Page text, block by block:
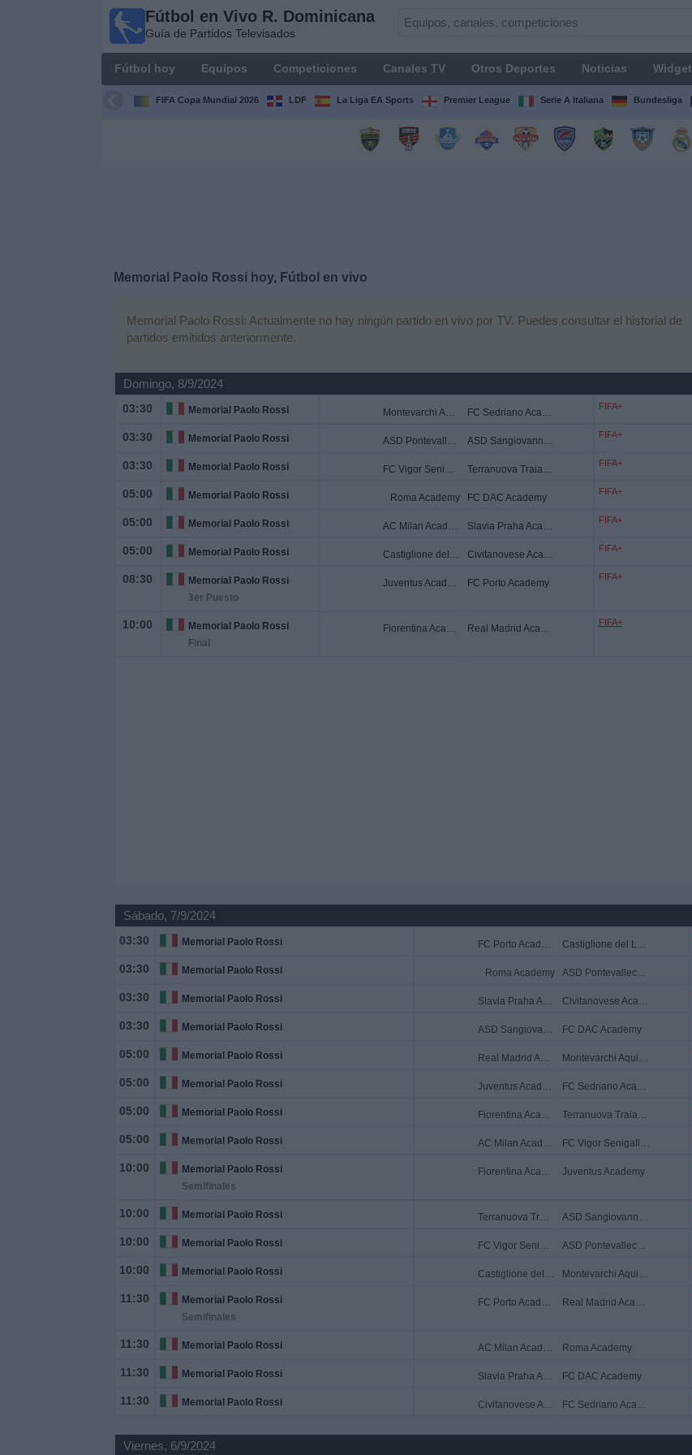
Fútbol en Vivo R. Dominicana
Guía de Partidos Televisados
Fútbol hoy Equipos Competiciones Canales TV Otros Deportes Noticias Widget
FIFA Copa Mundial 2026 LDF La Liga EA Sports Premier League Serie A Italiana Bundesliga
Memorial Paolo Rossi hoy, Fútbol en vivo
Memorial Paolo Rossi: Actualmente no hay ningún partido en vivo por TV. Puedes consultar el historial de
partidos emitidos anteriormente.
Domingo, 8/9/2024
03:30 Memorial Paolo Rossi Montevarchi Aquila Academy FC Sedriano Academy
FIFA+
03:30 Memorial Paolo Rossi ASD Pontevalleceppi Academy ASD Sangiovannese Academy
FIFA+
03:30 Memorial Paolo Rossi FC Vigor Senigallia Academy Terranuova Traiana Academy
FIFA+
05:00 Memorial Paolo Rossi Roma Academy FC DAC Academy
FIFA+
05:00 Memorial Paolo Rossi AC Milan Academy Slavia Praha Academy
FIFA+
05:00 Memorial Paolo Rossi Castiglione del Lago Academy Civitanovese Academy
FIFA+
08:30
Memorial Paolo Rossi
3er Puesto
Juventus Academy FC Porto Academy
FIFA+
10:00
Memorial Paolo Rossi
Final
Fiorentina Academy Real Madrid Academy
FIFA+
Sábado, 7/9/2024
03:30 Memorial Paolo Rossi FC Porto Academy Castiglione del Lago Academy
03:30 Memorial Paolo Rossi Roma Academy ASD Pontevalleceppi Academy
03:30 Memorial Paolo Rossi Slavia Praha Academy Civitanovese Academy
03:30 Memorial Paolo Rossi ASD Sangiovannese Academy FC DAC Academy
05:00 Memorial Paolo Rossi Real Madrid Academy Montevarchi Aquila Academy
05:00 Memorial Paolo Rossi Juventus Academy FC Sedriano Academy
05:00 Memorial Paolo Rossi Fiorentina Academy Terranuova Traiana Academy
05:00 Memorial Paolo Rossi AC Milan Academy FC Vigor Senigallia Academy
10:00
Memorial Paolo Rossi
Semifinales
Fiorentina Academy Juventus Academy
10:00 Memorial Paolo Rossi Terranuova Traiana Academy ASD Sangiovannese Academy
10:00 Memorial Paolo Rossi FC Vigor Senigallia Academy ASD Pontevalleceppi Academy
10:00 Memorial Paolo Rossi Castiglione del Lago Academy Montevarchi Aquila Academy
11:30
Memorial Paolo Rossi
Semifinales
FC Porto Academy Real Madrid Academy
11:30 Memorial Paolo Rossi AC Milan Academy Roma Academy
11:30 Memorial Paolo Rossi Slavia Praha Academy FC DAC Academy
11:30 Memorial Paolo Rossi Civitanovese Academy FC Sedriano Academy
Viernes, 6/9/2024
Fútbol en
Dominicana
Guía de Partidos
Televisados